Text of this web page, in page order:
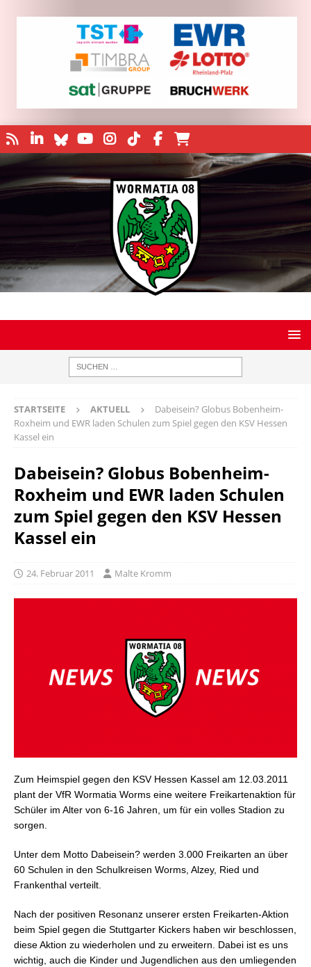
STARTSEITE AKTUELL
Dabeisein? Globus Bobenheim-
Roxheim und EWR laden Schulen zum Spiel gegen den KSV Hessen
Kassel ein
Dabeisein? Globus Bobenheim-
Roxheim und EWR laden Schulen
zum Spiel gegen den KSV Hessen
Kassel ein
24. Februar 2011 Malte Kromm
Zum Heimspiel gegen den KSV Hessen Kassel am 12.03.2011
plant der VfR Wormatia Worms eine weitere Freikartenaktion für
Schüler im Alter von 6-16 Jahren, um für ein volles Stadion zu
sorgen.
Unter dem Motto Dabeisein? werden 3.000 Freikarten an über
60 Schulen in den Schulkreisen Worms, Alzey, Ried und
Frankenthal verteilt.
Nach der positiven Resonanz unserer ersten Freikarten-Aktion
beim Spiel gegen die Stuttgarter Kickers haben wir beschlossen,
diese Aktion zu wiederholen und zu erweitern. Dabei ist es uns
wichtig, auch die Kinder und Jugendlichen aus den umliegenden